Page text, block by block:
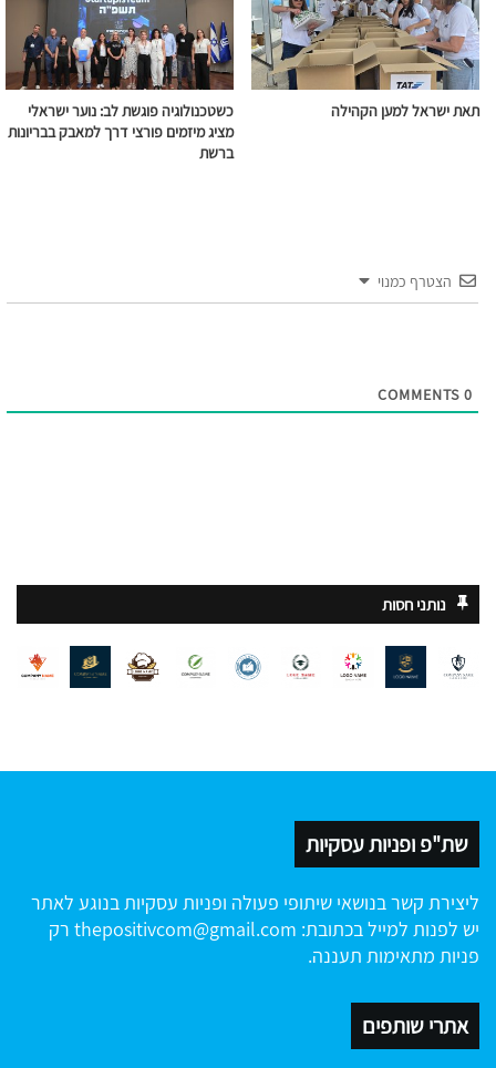
תאת ישראל למען הקהילה
כשטכנולוגיה פוגשת לב: נוער ישראלי
מציג מיזמים פורצי דרך למאבק בבריונות
ברשת
הצטרף כמנוי
0
נותני חסות
שת"פ ופניות עסקיות
ליצירת קשר בנושאי שיתופי פעולה ופניות עסקיות בנוגע לאתר
יש לפנות למייל בכתובת: thepositivcom@gmail.com רק
פניות מתאימות תעננה.
אתרי שותפים